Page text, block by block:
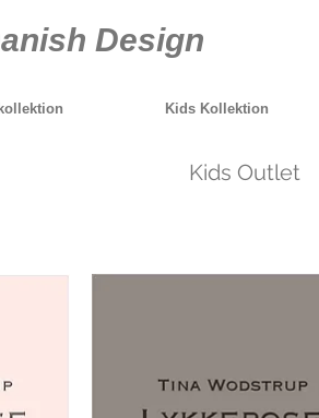
Design
Kids Kollektion
Kids Outlet